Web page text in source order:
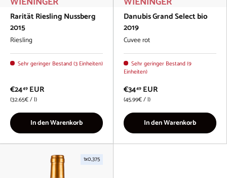
Rarität Riesling Nussberg
2015
Riesling
Sehr geringer Bestand (3 Einheiten)
€2449 EUR
Grundpreis
32.65€/l
In den Warenkorb
Danubis Grand Select bio
2019
Cuvee rot
Sehr geringer Bestand (9
Einheiten)
€3449 EUR
Grundpreis
45.99€/l
In den Warenkorb
1x0,375